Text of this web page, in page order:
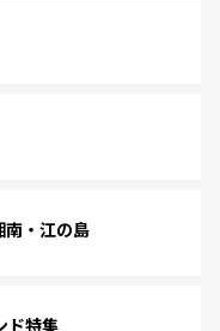
南・江の島
ド特集